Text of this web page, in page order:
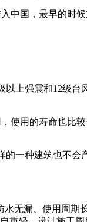
中国，最早的时
上强震和12级
使用的寿命也比
一种建筑也不会
无漏、使用周期